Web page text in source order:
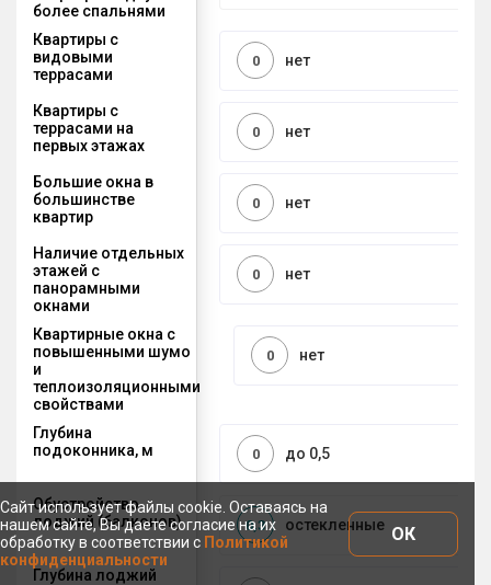
более спальнями
Квартиры с
видовыми
террасами
нет
0
Квартиры с
террасами на
первых этажах
нет
0
Большие окна в
большинстве
квартир
нет
0
Наличие отдельных
этажей с
панорамными
окнами
нет
0
Квартирные окна с
повышенными шумо
и
теплоизоляционными
свойствами
нет
0
Глубина
подоконника, м
до 0,5
0
Обустройство
лоджий (балконов)
остекленные
0,3
Глубина лоджий
Сайт использует файлы cookie. Оставаясь на
нашем сайте, Вы даете согласие на их
обработку в соответствии с Политикой
конфиденциальности
ОК